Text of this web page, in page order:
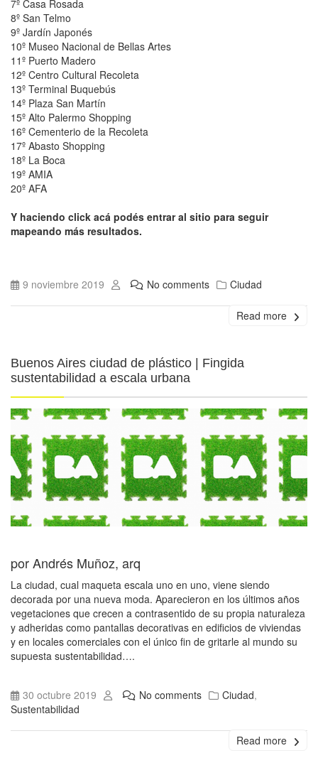
7º Casa Rosada
8º San Telmo
9º Jardín Japonés
10º Museo Nacional de Bellas Artes
11º Puerto Madero
12º Centro Cultural Recoleta
13º Terminal Buquebús
14º Plaza San Martín
15º Alto Palermo Shopping
16º Cementerio de la Recoleta
17º Abasto Shopping
18º La Boca
19º AMIA
20º AFA
Y haciendo click acá podés entrar al sitio para seguir
mapeando más resultados.
9 noviembre 2019 No comments Ciudad
Read more
Buenos Aires ciudad de plástico | Fingida
sustentabilidad a escala urbana
por Andrés Muñoz, arq
La ciudad, cual maqueta escala uno en uno, viene siendo
decorada por una nueva moda. Aparecieron en los últimos años
vegetaciones que crecen a contrasentido de su propia naturaleza
y adheridas como pantallas decorativas en edificios de viviendas
y en locales comerciales con el único fin de gritarle al mundo su
supuesta sustentabilidad….
30 octubre 2019 No comments Ciudad,
Sustentabilidad
Read more